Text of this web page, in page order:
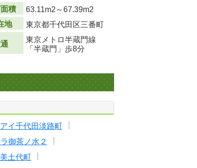
積
63.11m2 ～67.39m2
地
東京都千代田区三番町
東京メトロ半蔵門線
「半蔵門」歩8分
イ千代田淡路町
御茶ノ水２
土代町